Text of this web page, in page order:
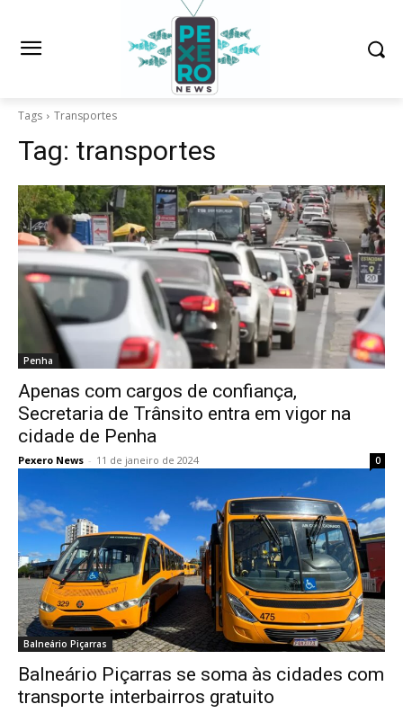
Tags Transportes
Tag: transportes
Penha
Apenas com cargos de confiança,
Secretaria de Trânsito entra em vigor na
cidade de Penha
Pexero News - 11 de janeiro de 2024 0
Balneário Piçarras
Balneário Piçarras se soma às cidades com
transporte interbairros gratuito